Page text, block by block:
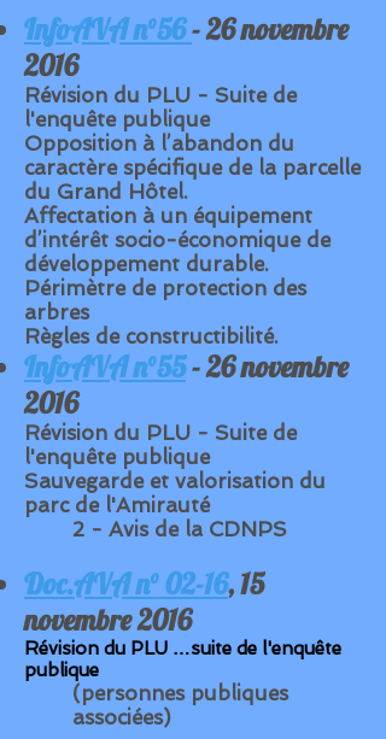
InfoAVA n°56- 26 novembre
2016
Révision du PLU - Suite de
l'enquête publique
Opposition à l’abandon du
caractère spécifique de la parcelle
du Grand Hôtel.
Affectation à un équipement
d’intérêt socio-économique de
développement durable.
Périmètre de protection des
arbres
Règles de constructibilité.
InfoAVA n°55- 26 novembre
2016
Révision du PLU - Suite de
l'enquête publique
Sauvegarde et valorisation du
parc de l'Amirauté
2 - Avis de la CDNPS
Doc.AVA n° 02-16, 15
novembre 2016
Révision du PLU …suite de l'enquête
publique
(personnes publiques
associées)